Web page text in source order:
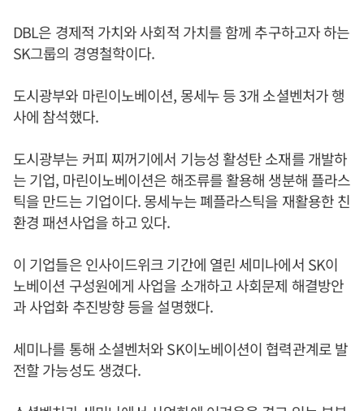
DBL은 경제적 가치와 사회적 가치를 함께 추구하고자 하는
SK그룹의 경영철학이다.
도시광부와 마린이노베이션, 몽세누 등 3개 소셜벤처가 행
사에 참석했다.
도시광부는 커피 찌꺼기에서 기능성 활성탄 소재를 개발하
는 기업, 마린이노베이션은 해조류를 활용해 생분해 플라스
틱을 만드는 기업이다. 몽세누는 폐플라스틱을 재활용한 친
환경 패션사업을 하고 있다.
이 기업들은 인사이드위크 기간에 열린 세미나에서 SK이
노베이션 구성원에게 사업을 소개하고 사회문제 해결방안
과 사업화 추진방향 등을 설명했다.
세미나를 통해 소셜벤처와 SK이노베이션이 협력관계로 발
전할 가능성도 생겼다.